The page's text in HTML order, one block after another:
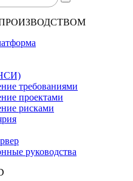
требованиями
проектами
рисками
руководства